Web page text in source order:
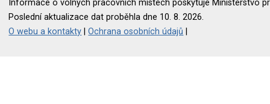
Informace o volných pracovních místech poskytuje Ministerstvo
Poslední aktualizace dat proběhla dne 10. 8. 2026.
O webu a kontakty |Ochrana osobních údajů